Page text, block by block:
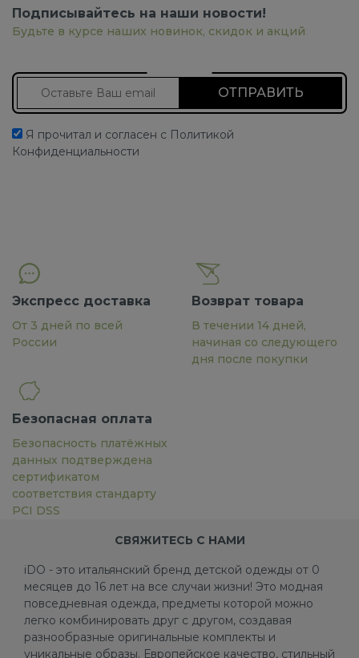
Подписывайтесь на наши новости!
Будьте в курсе наших новинок, скидок и акций
Я прочитал и согласен с Политикой
Конфиденциальности
Экспресс доставка
От 3 дней по всей
России
Возврат товара
В течении 14 дней,
начиная со следующего
дня после покупки
Безопасная оплата
Безопасность платёжных
данных подтверждена
сертификатом
соответствия стандарту
PCI DSS
СВЯЖИТЕСЬ С НАМИ
iDO - это итальянский бренд детской одежды от 0
месяцев до 16 лет на все случаи жизни! Это модная
повседневная одежда, предметы которой можно
легко комбинировать друг с другом, создавая
разнообразные оригинальные комплекты и
уникальные образы. Европейское качество, стильный